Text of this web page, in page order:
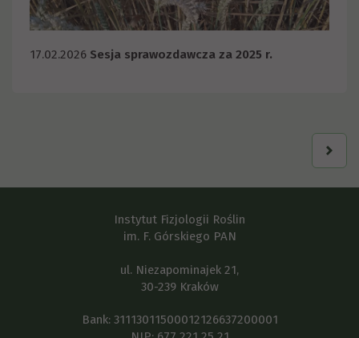
17.02.2026 Sesja sprawozdawcza za 2025 r.
Instytut Fizjologii Roślin
im. F. Górskiego PAN
ul. Niezapominajek 21,
30-239 Kraków
Bank: 31113011500012126637200001